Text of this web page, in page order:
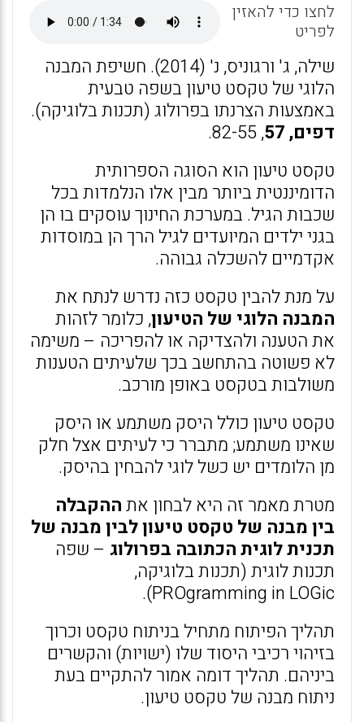
A
p
p
o
o
k
לחצו כדי להאזין
לפריט
שילה, ג' ורגוניס, נ' (2014). חשיפת המבנה
הלוגי של טקסט טיעון בשפה טבעית
באמצעות הצרנתו בפרולוג (תכנות בלוגיקה).
דפים, 57
, 82-55.
טקסט טיעון הוא הסוגה הספרותית
הדומיננטית ביותר מבין אלו הנלמדות בכל
שכבות הגיל. במערכת החינוך עוסקים בו הן
בגני ילדים המיועדים לגיל הרך הן במוסדות
אקדמיים להשכלה גבוהה.
על מנת להבין טקסט כזה נדרש לנתח את
המבנה הלוגי של הטיעון, כלומר לזהות
את הטענה ולהצדיקה או להפריכה – משימה
לא פשוטה בהתחשב בכך שלעיתים הטענות
משולבות בטקסט באופן מורכב.
טקסט טיעון כולל היסק משתמע או היסק
שאינו משתמע; מתברר כי לעיתים אצל חלק
מן הלומדים יש כשל לוגי להבחין בהיסק.
מטרת מאמר זה היא לבחון אתההקבלה
בין מבנה של טקסט טיעון לבין מבנה של
תכנית לוגית הכתובה בפרולוג – שפה
תכנות לוגית (תכנות בלוגיקה,
PROgramming in LOGic).
תהליך הפיתוח מתחיל בניתוח טקסט וכרוך
בזיהוי רכיבי היסוד שלו (ישויות) והקשרים
ביניהם. תהליך דומה אמור להתקיים בעת
ניתוח מבנה של טקסט טיעון.